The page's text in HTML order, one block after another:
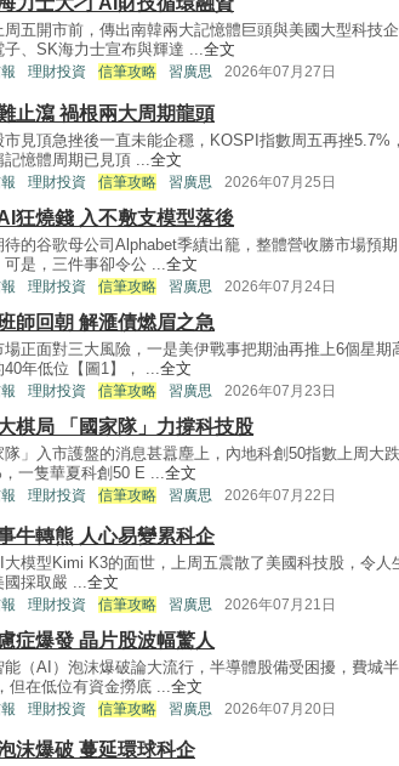
周五開市前，傳出南韓兩大記憶體巨頭與美國大型科技
子、SK海力士宣布與輝達 ...全文
理財投資 信筆攻略 習廣思 2026年07月27日
止瀉 禍根兩大周期龍頭
市見頂急挫後一直未能企穩，KOSPI指數周五再挫5.7%
記憶體周期已見頂 ...全文
理財投資 信筆攻略 習廣思 2026年07月25日
狂燒錢 入不敷支模型落後
待的谷歌母公司Alphabet季績出籠，整體營收勝市場預
可是，三件事卻令公 ...全文
理財投資 信筆攻略 習廣思 2026年07月24日
師回朝 解滙債燃眉之急
場正面對三大風險，一是美伊戰事把期油再推上6個星期
40年低位【圖1】， ...全文
理財投資 信筆攻略 習廣思 2026年07月23日
棋局 「國家隊」力撐科技股
隊」入市護盤的消息甚囂塵上，內地科創50指數上周大
一隻華夏科創50 E ...全文
理財投資 信筆攻略 習廣思 2026年07月22日
牛轉熊 人心易變累科企
大模型Kimi K3的面世，上周五震散了美國科技股，令人
採取嚴 ... 全文
理財投資 信筆攻略 習廣思 2026年07月21日
症爆發 晶片股波幅驚人
能（AI）泡沫爆破論大流行，半導體股備受困擾，費城
但在低位有資金撈底 ... 全文
理財投資 信筆攻略 習廣思 2026年07月20日
沫爆破 蔓延環球科企